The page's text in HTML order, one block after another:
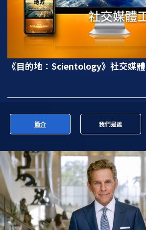
《目的地：Scientology》 社交媒
簡介 我們是誰